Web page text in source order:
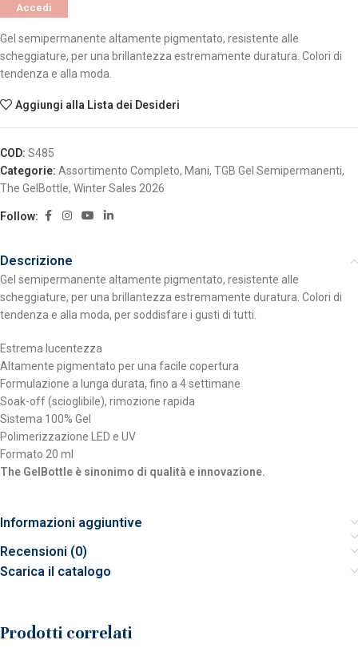
Accedi
Gel semipermanente altamente pigmentato, resistente alle
scheggiature, per una brillantezza estremamente duratura. Colori di
tendenza e alla moda.
Aggiungi alla Lista dei Desideri
COD: S485
Categorie: Assortimento Completo, Mani, TGB Gel Semipermanenti,
The GelBottle, Winter Sales 2026
Follow:
Descrizione
Gel semipermanente altamente pigmentato, resistente alle
scheggiature, per una brillantezza estremamente duratura. Colori di
tendenza e alla moda, per soddisfare i gusti di tutti.
Estrema lucentezza
Altamente pigmentato per una facile copertura
Formulazione a lunga durata, fino a 4 settimane
Soak-off (scioglibile), rimozione rapida
Sistema 100% Gel
Polimerizzazione LED e UV
Formato 20 ml
The GelBottle è sinonimo di qualità e innovazione.
Informazioni aggiuntive
Recensioni (0)
Scarica il catalogo
Prodotti correlati